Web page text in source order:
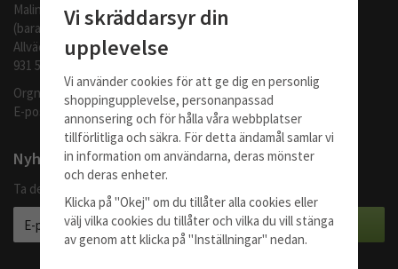
Malingo AB
(barafilter.se)
Allvädersgränd 35
931 52 SKELLEFTEÅ
Orgnr: 559062-1370
E-post:
info@barafilter.se
Nyhetsbrev
Ta del av våra bästa erbjudanden och produktnyheter
Vi skräddarsyr din
upplevelse
Vi använder cookies för att ge dig en personlig
shoppingupplevelse, personanpassad
annonsering och för hålla våra webbplatser
tillförlitliga och säkra. För detta ändamål samlar vi
in information om användarna, deras mönster
och deras enheter.
Klicka på "Okej" om du tillåter alla cookies eller
välj vilka cookies du tillåter och vilka du vill stänga
av genom att klicka på "Inställningar" nedan.